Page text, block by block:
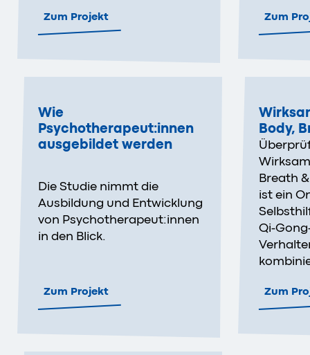
Zum Projekt Zum
Wie
Psychotherapeut:innen
ausgebildet werden
Die Studie nimmt die
Ausbildung und Entwicklung
von Psychotherapeut:innen
in den Blick.
Zum Projekt
Body,
Breath
ist ein
Qi-
Zum